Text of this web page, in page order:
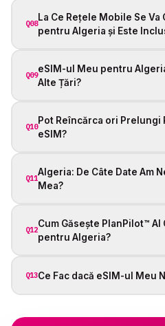
Q08
La Ce Rețele Mobile Se
pentru Algeria și Este
Q09
eSIM-ul Meu pentru
Alte Țări?
Q10
Pot Reîncărca ori Prelungi
eSIM?
Q11
Algeria: De Câte Date Am
Mea?
Q12
Cum Găsește PlanPilot™ AI
pentru Algeria?
Q13Ce Fac dacă eSIM-ul Meu